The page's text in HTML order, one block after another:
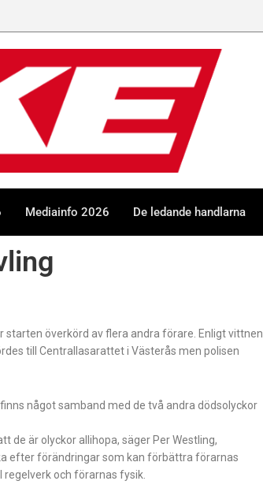
Mediainfo 2026 De ledande handlarna
överkörd av flera andra förare. Enligt vittnen
till Centrallasarattet i Västerås men polisen
något samband med de två andra dödsolyckor
de är olyckor allihopa, säger Per Westling,
efter förändringar som kan förbättra förarnas
och förarnas fysik.